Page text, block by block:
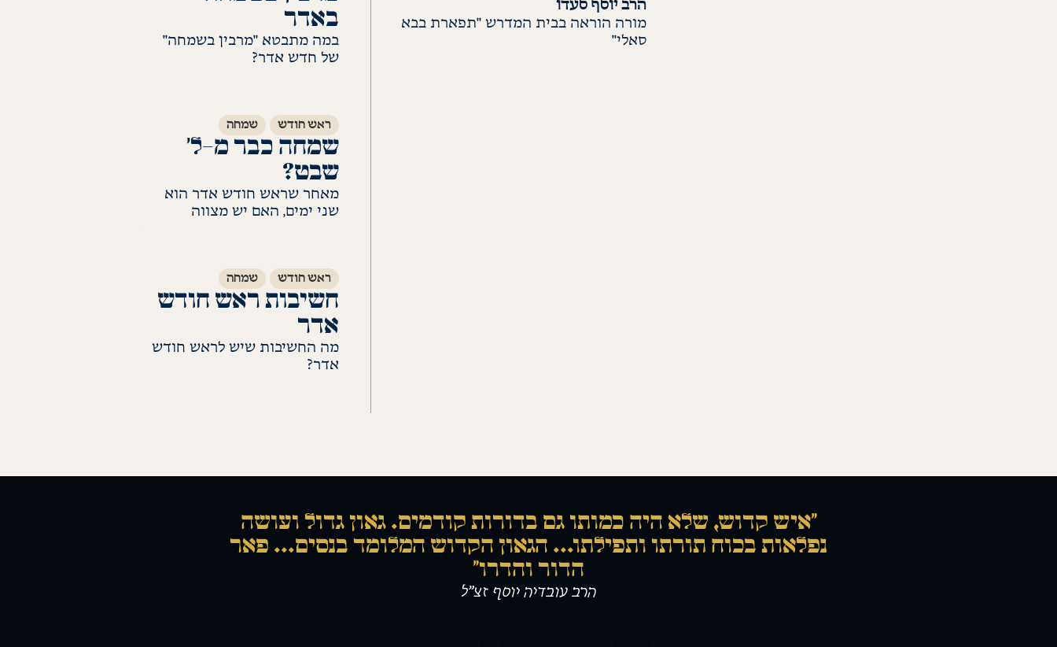
הרב יוסף סעדו
מורה הוראה בבית המדרש "תפארת בבא
סאלי"
באדר
במה מתבטא "מרבין בשמחה"
של חדש אדר?
ראש חודש שמחה
שמחה כבר מ-ל׳
שבט?
מאחר שראש חודש אדר הוא
שני ימים, האם יש מצווה
ראש חודש שמחה
חשיבות ראש חודש
אדר
מה החשיבות שיש לראש חודש
אדר?
“איש קדוש, שלא היה כמותו גם בדורות קודמים. גאון גדול ועושה
נפלאות בכוח תורתו ותפילתו... הגאון הקדוש המלומד בנסים... פאר
הדור והדרו"
הרב עובדיה יוסף זצ”ל